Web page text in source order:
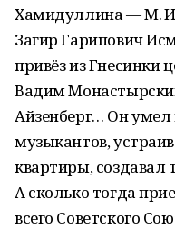
Хамидуллина — М.
Загир Гарипович
привёз из Гнесинки
Вадим
Айзенберг… Он
музыкантов,
квартиры, создавал
А сколько тогда
всего Советского